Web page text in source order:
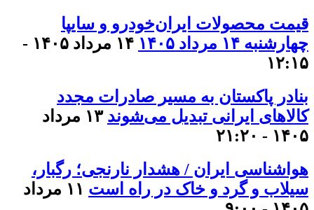
قیمت محصولات ایران‌خودرو و سایپا
چهارشنبه ۱۴ مرداد ۱۴۰۵
۱۴ مرداد ۱۴۰۵ -
۱۲:۱۵
بنادر پاکستان به مسیر صادرات مجدد
کالاهای ایرانی تبدیل می‌شوند
۱۳ مرداد
۱۴۰۵ - ۲۱:۲۰
هواشناسی ایران / هشدار نارنجی؛ رگبار،
سیلاب و گرد و خاک در راه است
۱۱ مرداد